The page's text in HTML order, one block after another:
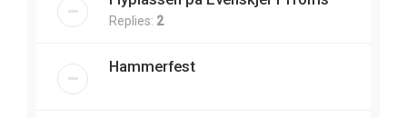
Replies: 2
Hammerfest